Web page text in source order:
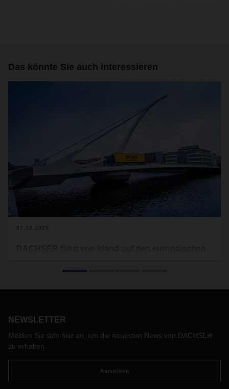
Das könnte Sie auch interessieren
07.03.2025
von Irland über die britische Landbrücke nach
Logistikdienstleister, der diesen Pre-Brexit-Service wieder
NEWSLETTER
Melden Sie sich hier an, um die neuesten News von DACHSER
zu erhalten.
Anmelden